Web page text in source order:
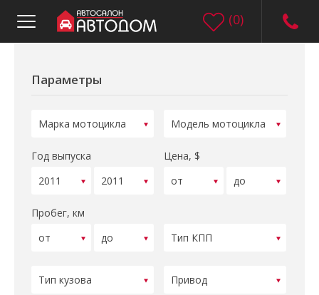
(0)
Параметры
Год выпуска Цена, $
Пробег, км